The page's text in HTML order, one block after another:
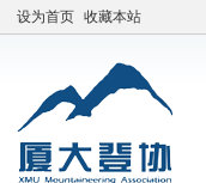
设为首页 收藏本站